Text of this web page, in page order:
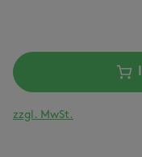
zzgl. MwSt.